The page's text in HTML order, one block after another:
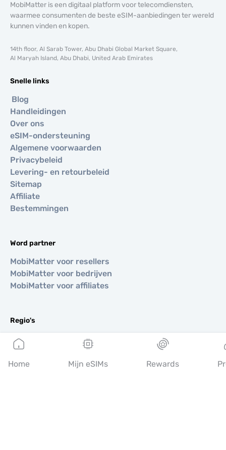
MobiMatter is een digitaal platform voor telecomdiensten,
waarmee consumenten de beste eSIM-aanbiedingen ter wereld
kunnen vinden en kopen.
14th floor, Al Sarab Tower, Abu Dhabi Global Market Square,
Al Maryah Island, Abu Dhabi, United Arab Emirates
Snelle links
Blog
Handleidingen
Over ons
eSIM-ondersteuning
Algemene voorwaarden
Privacybeleid
Levering- en retourbeleid
Sitemap
Affiliate
Bestemmingen
Word partner
MobiMatter voor resellers
MobiMatter voor bedrijven
MobiMatter voor affiliates
Regio's
eSIM voor Europa
eSIM voor Azië
eSIM voor Amerika
Home Mijn eSIMs Rewards